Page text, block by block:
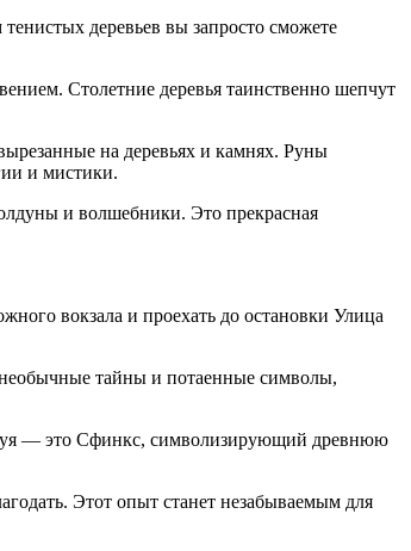
деревьев вы запросто сможете
Столетние деревья таинственно шепчут
на деревьях и камнях. Руны
и мистики.
и волшебники. Это прекрасная
вокзала и проехать до остановки Улица
необычные тайны и потаенные символы,
— это Сфинкс, символизирующий древнюю
Этот опыт станет незабываемым для